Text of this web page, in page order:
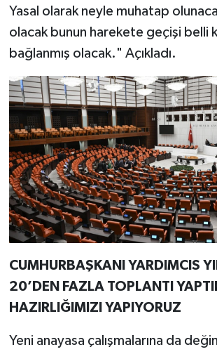
Yasal olarak neyle muhatap
olacak bunun harekete geçişi belli
bağlanmış olacak." Açıkladı.
CUMHURBAŞKANI YARDIMCIS
20’DEN FAZLA TOPLANTI
HAZIRLIĞIMIZI YAPIYORUZ
Yeni anayasa çalışmalarına da